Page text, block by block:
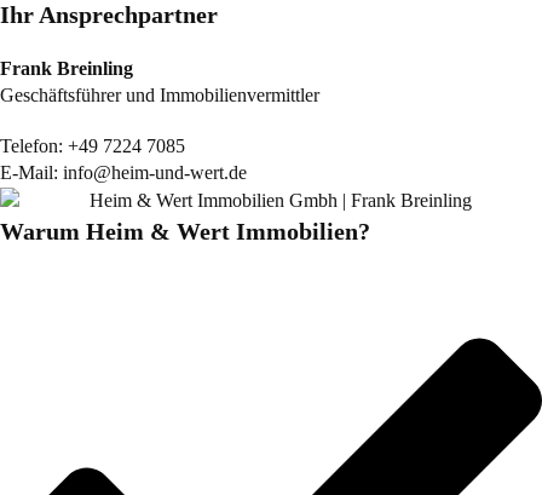
Ihr Ansprechpartner
Frank Breinling
Geschäftsführer und Immobilienvermittler
Telefon: +49 7224 7085
E-Mail: info@heim-und-wert.de
Warum Heim & Wert Immobilien?